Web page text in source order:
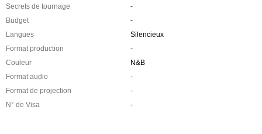
Secrets de tournage
-
Budget
-
Langues
Silencieux
Format production
-
Couleur
N&B
Format audio
-
Format de projection
-
N° de Visa
-